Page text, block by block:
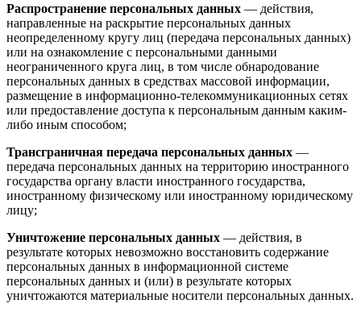
Распространение персональных данных — действия,
направленные на раскрытие персональных данных
неопределенному кругу лиц (передача персональных данных)
или на ознакомление с персональными данными
неограниченного круга лиц, в том числе обнародование
персональных данных в средствах массовой информации,
размещение в информационно-телекоммуникационных сетях
или предоставление доступа к персональным данным каким-
либо иным способом;
Трансграничная передача персональных данных —
передача персональных данных на территорию иностранного
государства органу власти иностранного государства,
иностранному физическому или иностранному юридическому
лицу;
Уничтожение персональных данных — действия, в
результате которых невозможно восстановить содержание
персональных данных в информационной системе
персональных данных и (или) в результате которых
уничтожаются материальные носители персональных данных.